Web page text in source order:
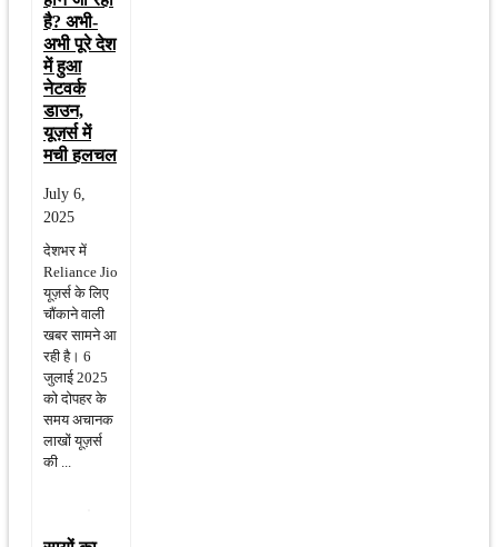
है? अभी-
अभी पूरे देश
में हुआ
नेटवर्क
डाउन,
यूज़र्स में
मची हलचल
July 6,
2025
देशभर में
Reliance Jio
यूज़र्स के लिए
चौंकाने वाली
खबर सामने आ
रही है। 6
जुलाई 2025
को दोपहर के
समय अचानक
लाखों यूज़र्स
की ...